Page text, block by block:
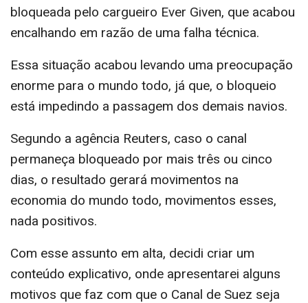
bloqueada pelo cargueiro Ever Given, que acabou
encalhando em razão de uma falha técnica.
Essa situação acabou levando uma preocupação
enorme para o mundo todo, já que, o bloqueio
está impedindo a passagem dos demais navios.
Segundo a agência Reuters, caso o canal
permaneça bloqueado por mais três ou cinco
dias, o resultado gerará movimentos na
economia do mundo todo, movimentos esses,
nada positivos.
Com esse assunto em alta, decidi criar um
conteúdo explicativo, onde apresentarei alguns
motivos que faz com que o Canal de Suez seja